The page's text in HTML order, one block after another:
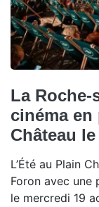
La Roche-
cinéma
Château
L’Été au Plain
Foron avec une
le mercredi 19